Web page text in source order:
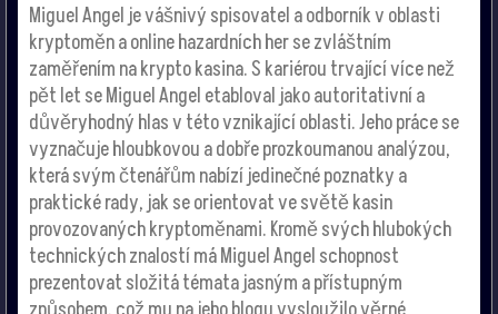
Miguel Angel je vášnivý spisovatel a odborník v oblasti
kryptoměn a online hazardních her se zvláštním
zaměřením na krypto kasina. S kariérou trvající více než
pět let se Miguel Angel etabloval jako autoritativní a
důvěryhodný hlas v této vznikající oblasti. Jeho práce se
vyznačuje hloubkovou a dobře prozkoumanou analýzou,
která svým čtenářům nabízí jedinečné poznatky a
praktické rady, jak se orientovat ve světě kasin
provozovaných kryptoměnami. Kromě svých hlubokých
technických znalostí má Miguel Angel schopnost
prezentovat složitá témata jasným a přístupným